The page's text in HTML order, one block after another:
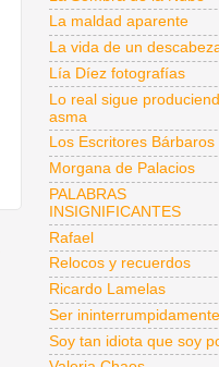
La maldad aparente
La vida de un
Lía Díez fotografías
Lo real sigue
asma
Los Escritores Bárbaros
Morgana de Palacios
PALABRAS
INSIGNIFICANTES
Rafael
Relocos y recuerdos
Ricardo Lamelas
Ser ininterrumpidamente
Soy tan idiota que soy